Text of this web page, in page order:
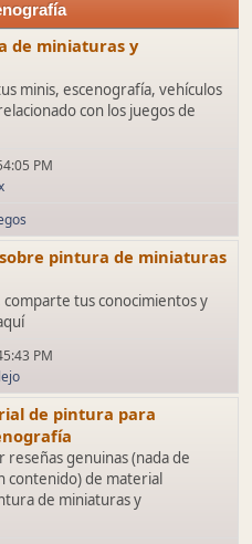
de miniaturas y
minis, escenografía, vehículos
con los juegos de
PM
pintura de miniaturas
comparte tus conocimientos y
PM
de pintura para
genuinas (nada de
contenido) de material
de miniaturas y